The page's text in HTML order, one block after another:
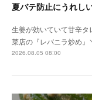
夏バテ防止にうれし
生姜が効いていて甘辛
菜店の『レバニラ炒め
2026.08.05 08:00